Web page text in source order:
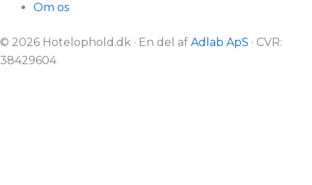
Om os
© 2026 Hotelophold.dk · En del af Adlab ApS · CVR:
38429604